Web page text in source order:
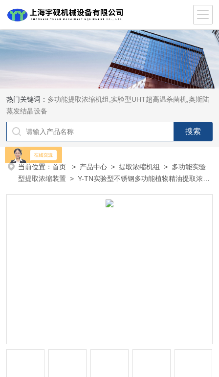
热门关键词： 多功能提取浓缩机组,实验型UHT超高温杀菌机,奥斯陆
蒸发结晶设备
当前位置：首页 > 产品中心 >提取浓缩机组 > 多功能实验
型提取浓缩装置 > Y-TN实验型不锈钢多功能植物精油提取浓缩